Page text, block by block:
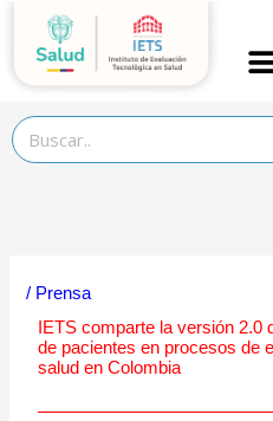
contenido
Search
/ Prensa
IETS comparte la versión 2.0
de pacientes en procesos de
salud en Colombia